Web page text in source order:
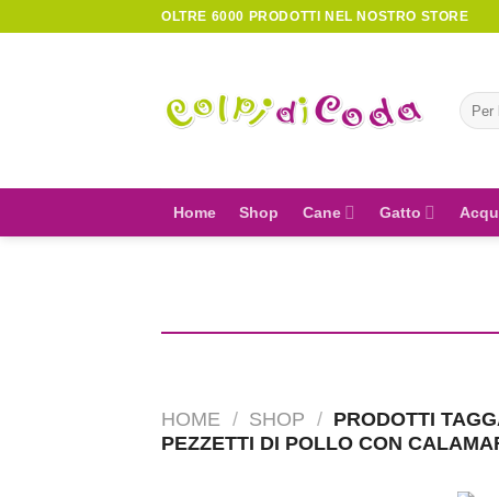
OLTRE 6000 PRODOTTI NEL NOSTRO STORE
Cerca:
Home Shop Cane Gatto
HOME / SHOP / PRODOTTI
PEZZETTI DI POLLO CON